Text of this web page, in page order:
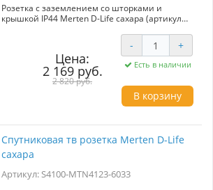
Розетка с заземлением со шторками и
крышкой IP44 Merten D-Life сахара (артикул
идеальное решение для обеспечения
безопасности и комфорта в помещениях с
повышенной влажностью. Защита от влаги и
пыли по стандарту IP44 делает её подходящей
для использования в ванных комнатах, кухнях
и на открытых балконах. Шторки
обеспечивают дополнительную безопасность,
посторонних предметов. Эстетичный дизайн в
цвете сахара гармонично впишется в любой
интерьер. Удобная установка и высокое
качество материалов гарантируют
розетку, вы получаете безопасное и стильное
Цена:
2 169 руб.
2 820 руб.
- +
Есть в наличии
В корзину
Спутниковая тв розетка Merten D-Life
сахара
Артикул: S4100-MTN4123-6033